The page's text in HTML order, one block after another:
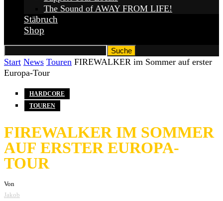
The Sound of AWAY FROM LIFE!
Stäbruch
Shop
Start News Touren FIREWALKER im Sommer auf erster
Europa-Tour
HARDCORE
TOUREN
FIREWALKER IM SOMMER
AUF ERSTER EUROPA-
TOUR
Von
Jakob